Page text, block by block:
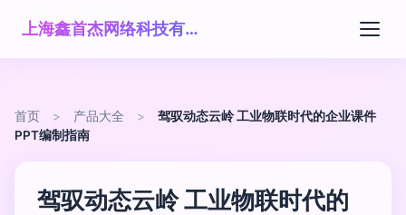
上海鑫首杰网络科技有限公司
首页 > 产品大全 >
驾驭动态云岭 工业物联时代的企业课件
PPT编制指南
驾驭动态云岭 工业物联时代的